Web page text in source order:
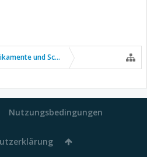
und Schmerztherapie
Nutzungsbedingungen